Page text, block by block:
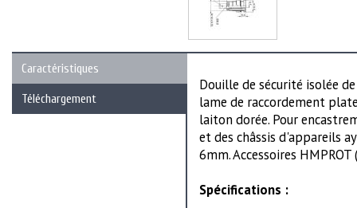
Caractéristiques
Téléchargement
Douille de sécurité isolée
lame de raccordement
laiton dorée. Pour
et des châssis d'appareils
6mm. Accessoires HMPROT
Spécifications :